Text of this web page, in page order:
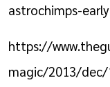
astrochimps-
https://
magic/2013/